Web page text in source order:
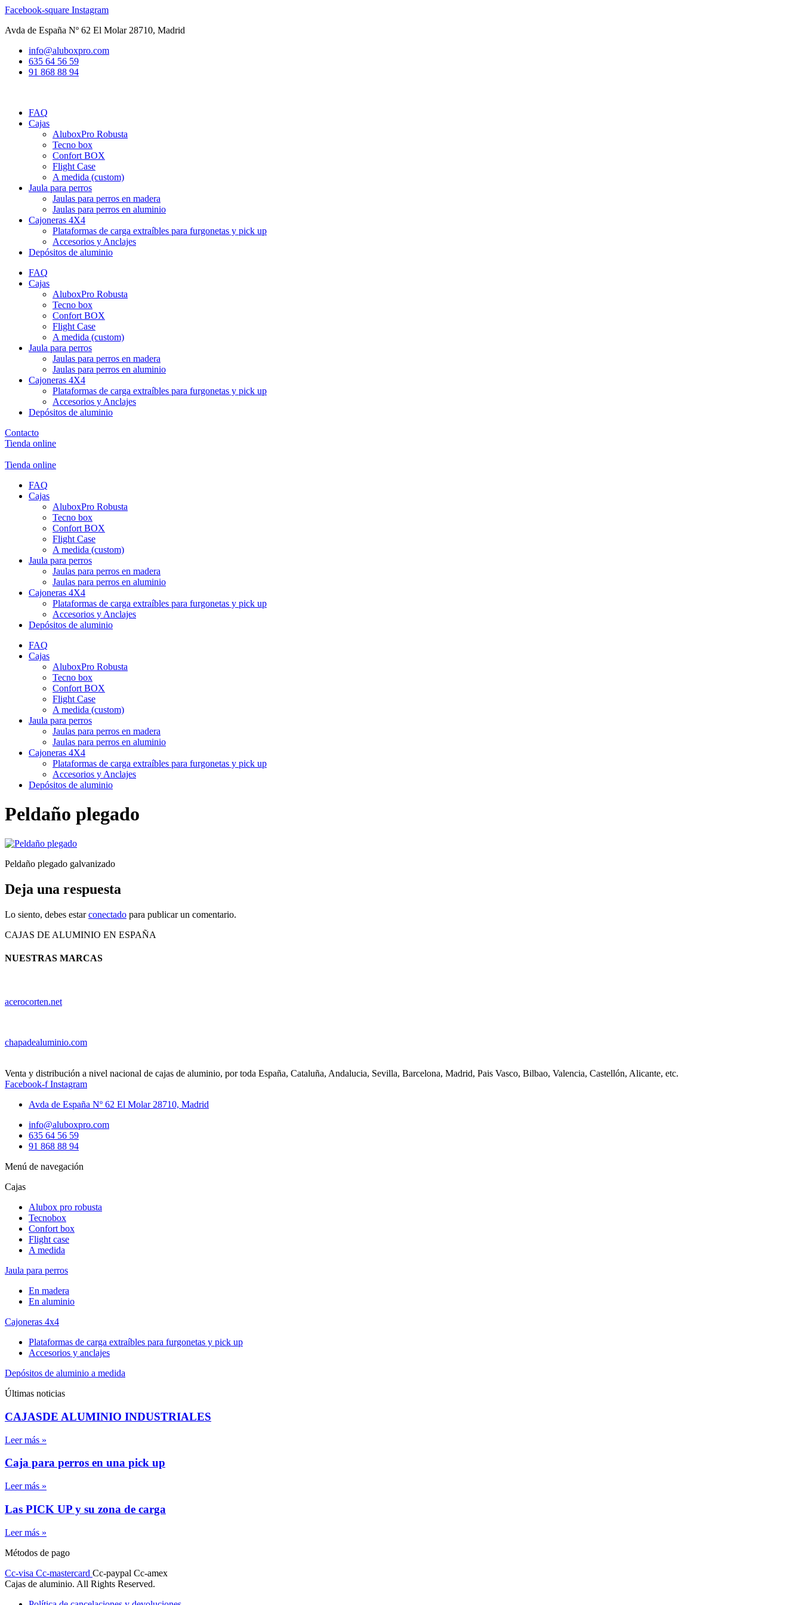
Ir
contenido
Facebook-square Instagram
Avda de España Nº 62 El Molar 28710, Madrid
info@aluboxpro.com
635 64 56 59
91 868 88 94
FAQ
Cajas
AluboxPro Robusta
Tecno box
Confort BOX
Flight Case
A medida (custom)
Jaula para perros
Jaulas para perros en madera
Jaulas para perros en aluminio
Cajoneras 4X4
Plataformas de carga extraíbles para furgonetas y pick up
Accesorios y Anclajes
Depósitos de aluminio
FAQ
Cajas
AluboxPro Robusta
Tecno box
Confort BOX
Flight Case
A medida (custom)
Jaula para perros
Jaulas para perros en madera
Jaulas para perros en aluminio
Cajoneras 4X4
Plataformas de carga extraíbles para furgonetas y pick up
Accesorios y Anclajes
Depósitos de aluminio
Contacto
Tienda online
Tienda online
FAQ
Cajas
AluboxPro Robusta
Tecno box
Confort BOX
Flight Case
A medida (custom)
Jaula para perros
Jaulas para perros en madera
Jaulas para perros en aluminio
Cajoneras 4X4
Plataformas de carga extraíbles para furgonetas y pick up
Accesorios y Anclajes
Depósitos de aluminio
FAQ
Cajas
AluboxPro Robusta
Tecno box
Confort BOX
Flight Case
A medida (custom)
Jaula para perros
Jaulas para perros en madera
Jaulas para perros en aluminio
Cajoneras 4X4
Plataformas de carga extraíbles para furgonetas y pick up
Accesorios y Anclajes
Depósitos de aluminio
Peldaño plegado
Peldaño plegado galvanizado
Deja una respuesta
Lo siento, debes estarconectado para publicar un comentario.
CAJAS DE ALUMINIO EN ESPAÑA
NUESTRAS MARCAS
acerocorten.net
chapadealuminio.com
Venta y distribución a nivel nacional de cajas de aluminio, por toda España, Cataluña, Andalucia, Sevilla, Barcelona, Madrid, Pais Vasco, Bilbao, Valencia, Castellón, Alicante, etc.
Facebook-f Instagram
Avda de España Nº 62 El Molar 28710, Madrid
info@aluboxpro.com
635 64 56 59
91 868 88 94
Menú de navegación
Cajas
Alubox pro robusta
Tecnobox
Confort box
Flight case
A medida
Jaula para perros
En madera
En aluminio
Cajoneras 4x4
Plataformas de carga extraíbles para furgonetas y pick up
Accesorios y anclajes
Depósitos de aluminio a medida
Últimas noticias
CAJASDE ALUMINIO INDUSTRIALES
Leer más »
Caja para perros en una pick up
Leer más »
Las PICK UP y su zona de carga
Leer más »
Métodos de pago
Cc-visa Cc-mastercard Cc-paypal Cc-amex
Cajas de aluminio. All Rights Reserved.